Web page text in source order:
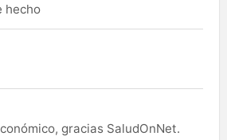
hecho
gracias SaludOnNet.